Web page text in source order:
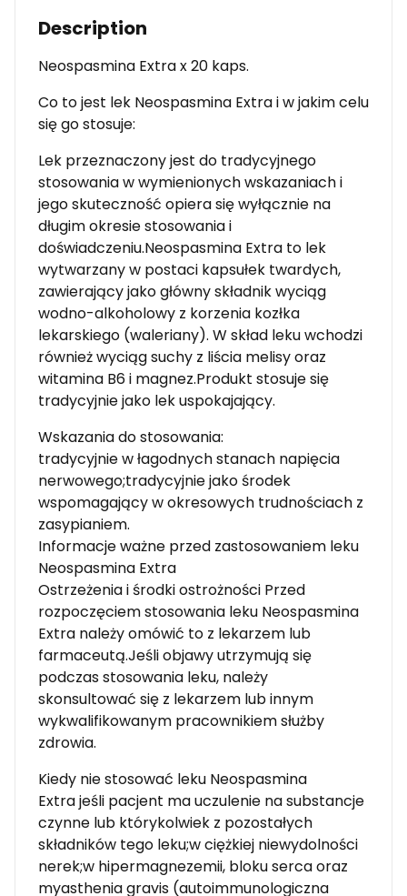
Description
Neospasmina Extra x 20 kaps.
Co to jest lek Neospasmina Extra i w jakim celu
się go stosuje:
Lek przeznaczony jest do tradycyjnego
stosowania w wymienionych wskazaniach i
jego skuteczność opiera się wyłącznie na
długim okresie stosowania i
doświadczeniu.Neospasmina Extra to lek
wytwarzany w postaci kapsułek twardych,
zawierający jako główny składnik wyciąg
wodno-alkoholowy z korzenia kozłka
lekarskiego (waleriany). W skład leku wchodzi
również wyciąg suchy z liścia melisy oraz
witamina B6 i magnez.Produkt stosuje się
tradycyjnie jako lek uspokajający.
Wskazania do stosowania:
tradycyjnie w łagodnych stanach napięcia
nerwowego;tradycyjnie jako środek
wspomagający w okresowych trudnościach z
zasypianiem.
Informacje ważne przed zastosowaniem leku
Neospasmina Extra
Ostrzeżenia i środki ostrożności Przed
rozpoczęciem stosowania leku Neospasmina
Extra należy omówić to z lekarzem lub
farmaceutą.Jeśli objawy utrzymują się
podczas stosowania leku, należy
skonsultować się z lekarzem lub innym
wykwalifikowanym pracownikiem służby
zdrowia.
Kiedy nie stosować leku Neospasmina
Extra jeśli pacjent ma uczulenie na substancje
czynne lub którykolwiek z pozostałych
składników tego leku;w ciężkiej niewydolności
nerek;w hipermagnezemii, bloku serca oraz
myasthenia gravis (autoimmunologiczna